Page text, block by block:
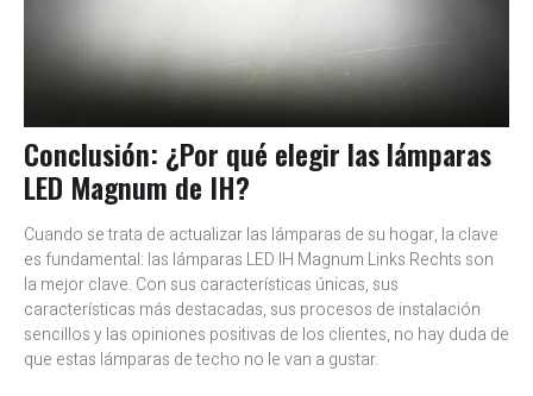
Conclusión: ¿Por qué elegir las lámparas
LED Magnum de IH?
Cuando se trata de actualizar las lámparas de su hogar, la clave
es fundamental: las lámparas LED IH Magnum Links Rechts son
la mejor clave. Con sus características únicas, sus
características más destacadas, sus procesos de instalación
sencillos y las opiniones positivas de los clientes, no hay duda de
que estas lámparas de techo no le van a gustar.